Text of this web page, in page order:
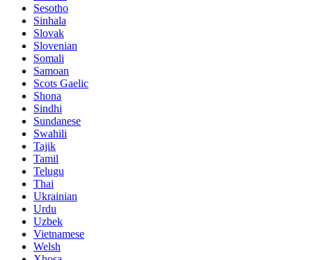
Sesotho
Sinhala
Slovak
Slovenian
Somali
Samoan
Scots Gaelic
Shona
Sindhi
Sundanese
Swahili
Tajik
Tamil
Telugu
Thai
Ukrainian
Urdu
Uzbek
Vietnamese
Welsh